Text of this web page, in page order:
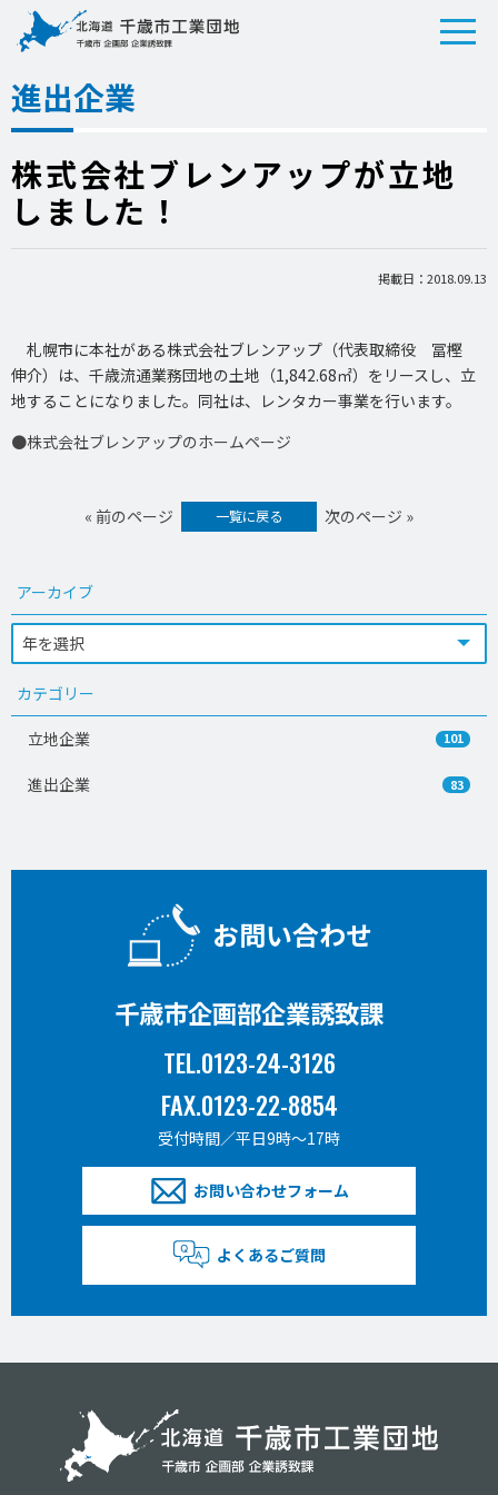
進出企業
株式会社ブレンアップが立地
しました！
掲載日：2018.09.13
札幌市に本社がある株式会社ブレンアップ（代表取締役 冨樫
伸介）は、千歳流通業務団地の土地（1,842.68㎡）をリースし、立
地することになりました。同社は、レンタカー事業を行います。
●株式会社ブレンアップのホームページ
« 前のページ 一覧に戻る 次のページ »
アーカイブ
カテゴリー
立地企業 101
進出企業 83
お問い合わせ
千歳市企画部企業誘致課
TEL.0123-24-3126
FAX.0123-22-8854
受付時間／平日9時〜17時
お問い合わせフォーム
よくあるご質問